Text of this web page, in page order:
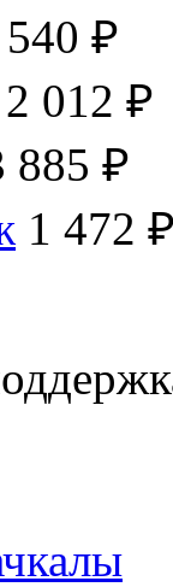
₽
2 012 ₽
885 ₽
1 472